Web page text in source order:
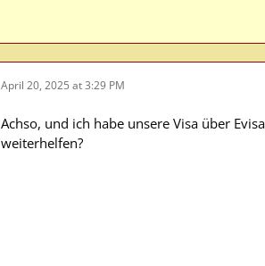
April 20, 2025 at 3:29 PM
Achso, und ich habe unsere Visa über
weiterhelfen?